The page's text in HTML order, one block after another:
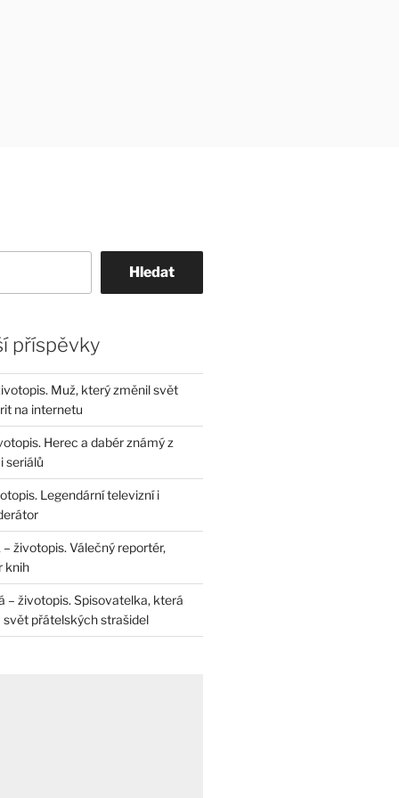
Hledat
příspěvky
Muž, který změnil svět
na internetu
Herec a dabér známý z
seriálů
Legendární televizní i
životopis. Válečný reportér,
knih
– životopis. Spisovatelka, která
přátelských strašidel